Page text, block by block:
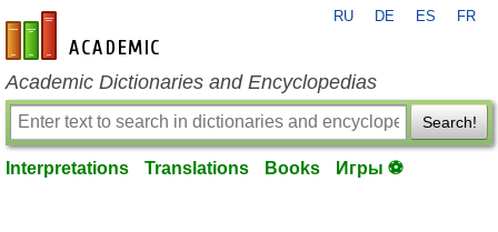
en-academic.com
RU DE ES FR
Academic Dictionaries and Encyclopedias
Search!
Interpretations Translations Books Игры ⚽